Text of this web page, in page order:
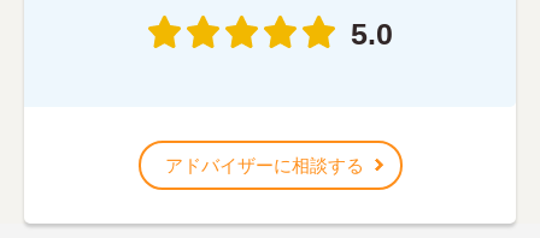
5.0
アドバイザーに相談する